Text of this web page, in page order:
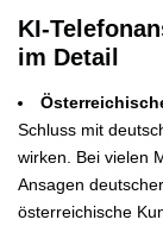
KI-
im Detail
Schluss mit
wirken. Bei vielen
Ansagen
österreichische